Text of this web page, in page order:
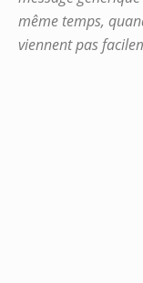
même temps,
viennent pas